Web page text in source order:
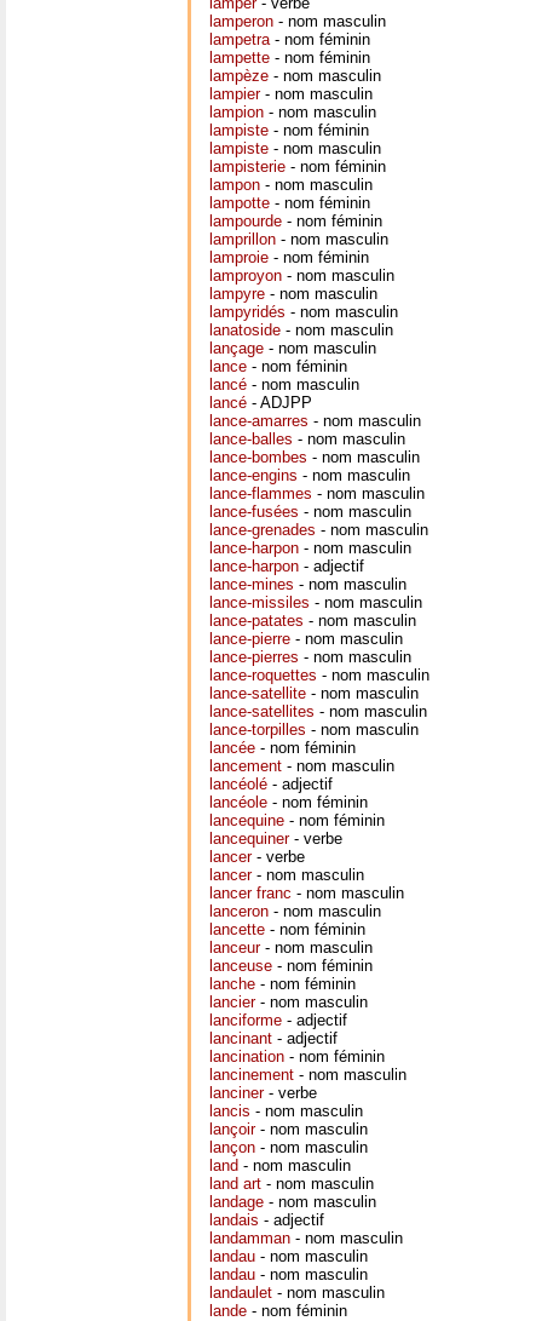
lamperon - nom masculin
lampetra- nom féminin
lampette - nom féminin
lampèze - nom masculin
lampier- nom masculin
lampion - nom masculin
lampiste - nom féminin
lampiste - nom masculin
lampisterie - nom féminin
lampon - nom masculin
lampotte - nom féminin
lampourde - nom féminin
lamprillon - nom masculin
lamproie - nom féminin
lamproyon - nom masculin
lampyre - nom masculin
lampyridés - nom masculin
lanatoside - nom masculin
lançage - nom masculin
lance - nom féminin
lancé - nom masculin
lancé - ADJPP
lance-amarres - nom masculin
lance-balles - nom masculin
lance-bombes - nom masculin
lance-engins - nom masculin
lance-flammes - nom masculin
lance-fusées - nom masculin
lance-grenades - nom masculin
lance-harpon - nom masculin
lance-harpon - adjectif
lance-mines - nom masculin
lance-missiles - nom masculin
lance-patates - nom masculin
lance-pierre - nom masculin
lance-pierres - nom masculin
lance-roquettes - nom masculin
lance-satellite - nom masculin
lance-satellites - nom masculin
lance-torpilles - nom masculin
lancée - nom féminin
lancement - nom masculin
lancéolé - adjectif
lancéole - nom féminin
lancequine - nom féminin
lancequiner- verbe
lancer- verbe
lancer- nom masculin
lancer franc - nom masculin
lanceron - nom masculin
lancette - nom féminin
lanceur- nom masculin
lanceuse - nom féminin
lanche - nom féminin
lancier- nom masculin
lanciforme - adjectif
lancinant - adjectif
lancination - nom féminin
lancinement - nom masculin
lanciner- verbe
lancis - nom masculin
lançoir- nom masculin
lançon - nom masculin
land - nom masculin
land art - nom masculin
landage - nom masculin
landais - adjectif
landamman - nom masculin
landau - nom masculin
landau - nom masculin
landaulet - nom masculin
lande - nom féminin